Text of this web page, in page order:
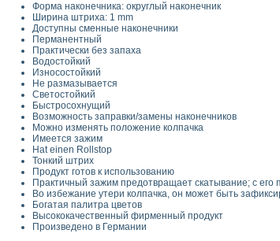
Форма наконечника: округлый наконечник
Ширина штриха: 1 mm
Доступны сменные наконечники
Перманентный
Практически без запаха
Водостойкий
Износостойкий
Не размазывается
Светостойкий
Быстросохнущий
Возможность заправки/замены наконечников
Можно изменять положение колпачка
Имеется зажим
Hat einen Rollstop
Тонкий штрих
Продукт готов к использованию
Практичный зажим предотвращает скатывание; с
Во избежание утери колпачка, он может быть
Богатая палитра цветов
Высококачественный фирменный продукт
Произведено в Германии